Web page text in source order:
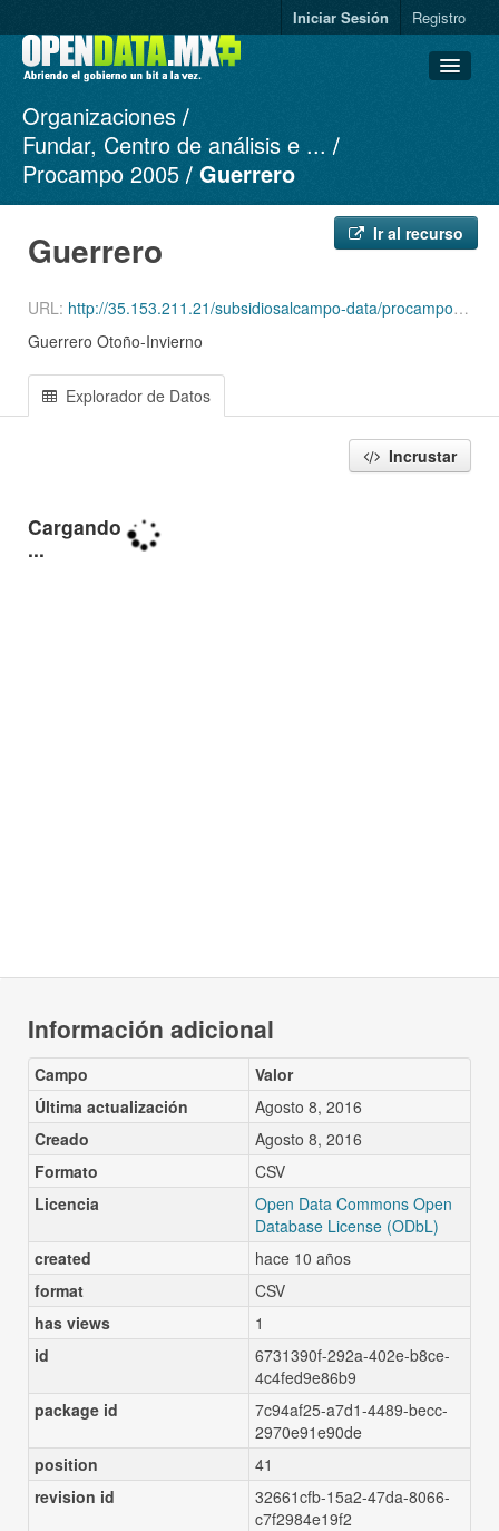
Iniciar Sesión Registro
Conjuntos de datos
Organizaciones
Grupos
Organizaciones
Fundar, Centro de análisis e ...
Procampo 2005
Guerrero
Ir al recurso
Guerrero
URL: http://35.153.211.21/subsidiosalcampo-data/procampo-2005-1994/2005/Productores_ciclo_OI05_Edo_12.csv
Guerrero Otoño-Invierno
Explorador de Datos
Incrustar
Información adicional
Campo
Valor
Última actualización
Agosto 8, 2016
Creado
Agosto 8, 2016
Formato
CSV
Licencia
Open Data Commons Open
Database License (ODbL)
created
hace 10 años
format
CSV
has views
1
id
6731390f-292a-402e-b8ce-
4c4fed9e86b9
package id
7c94af25-a7d1-4489-becc-
2970e91e90de
position
41
revision id
32661cfb-15a2-47da-8066-
c7f2984e19f2